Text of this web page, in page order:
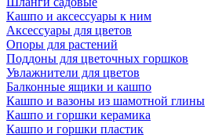
Кашпо и аксессуары к ним
Аксессуары для цветов
Опоры для растений
Поддоны для цветочных горшков
Увлажнители для цветов
Балконные ящики и кашпо
Кашпо и вазоны из шамотной глины
Кашпо и горшки керамика
Кашпо и горшки пластик